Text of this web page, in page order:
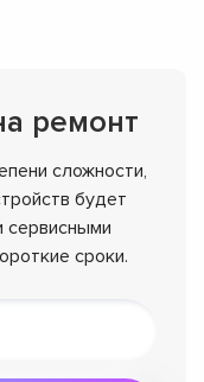
ремонт
сложности,
будет
сервисными
сроки.